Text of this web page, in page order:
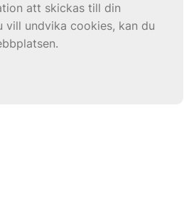
att skickas till din
vill undvika cookies, kan du